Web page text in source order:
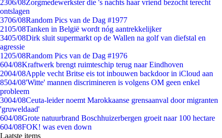
2306/08Zorgmedewerkster die 's nachts haar vriend bezocht terecht
ontslagen
3706/08Random Pics van de Dag #1977
2105/08Tanken in België wordt nóg aantrekkelijker
3405/08Dirk sluit supermarkt op de Wallen na golf van diefstal en
agressie
1205/08Random Pics van de Dag #1976
604/08Kraftwerk brengt ruimteschip terug naar Eindhoven
2004/08Apple vecht Britse eis tot inbouwen backdoor in iCloud aan
8504/08'Witte' mannen discrimineren is volgens OM geen enkel
probleem
3004/08Ceuta-leider noemt Marokkaanse grensaanval door migranten
'gruweldaad'
604/08Grote natuurbrand Boschhuizerbergen groeit naar 100 hectare
604/08FOK! was even down
Laatste items